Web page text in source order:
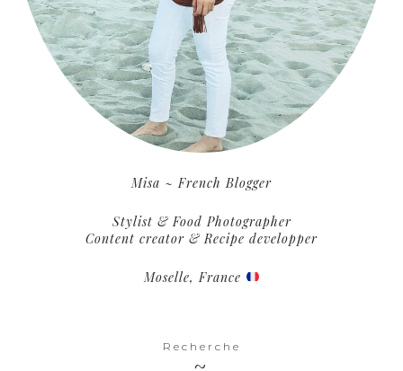
Misa ~ French Blogger
Stylist & Food Photographer
Content creator & Recipe developper
Moselle, France
Recherche